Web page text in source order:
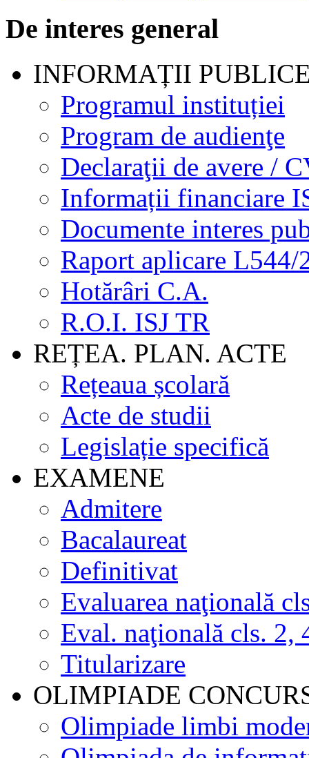
De interes general
INFORMAȚII
Programul instituției
Program de audienţe
Declaraţii de avere /
Informații financiare
Documente interes
Raport aplicare L544/
Hotărâri C.A.
R.O.I. ISJ TR
REȚEA. PLAN. ACTE
Rețeaua școlară
Acte de studii
Legislație specifică
EXAMENE
Admitere
Bacalaureat
Definitivat
Evaluarea naţională
Eval. naţională cls. 2,
Titularizare
OLIMPIADE
Olimpiade limbi